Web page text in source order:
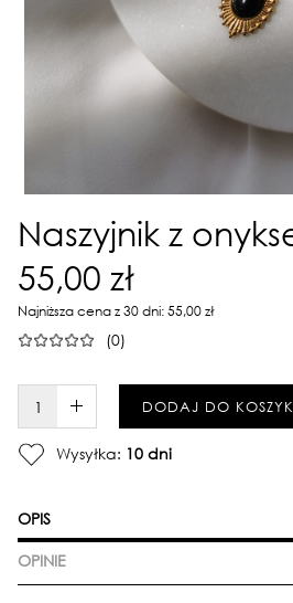
Naszyjnik z
55,00 zł
Najniższa cena z 30 dni: 55,00 zł
(0)
W KOSZYKU :)DODAJ DO
Wysyłka: 10 dni
OPIS
OPINIE